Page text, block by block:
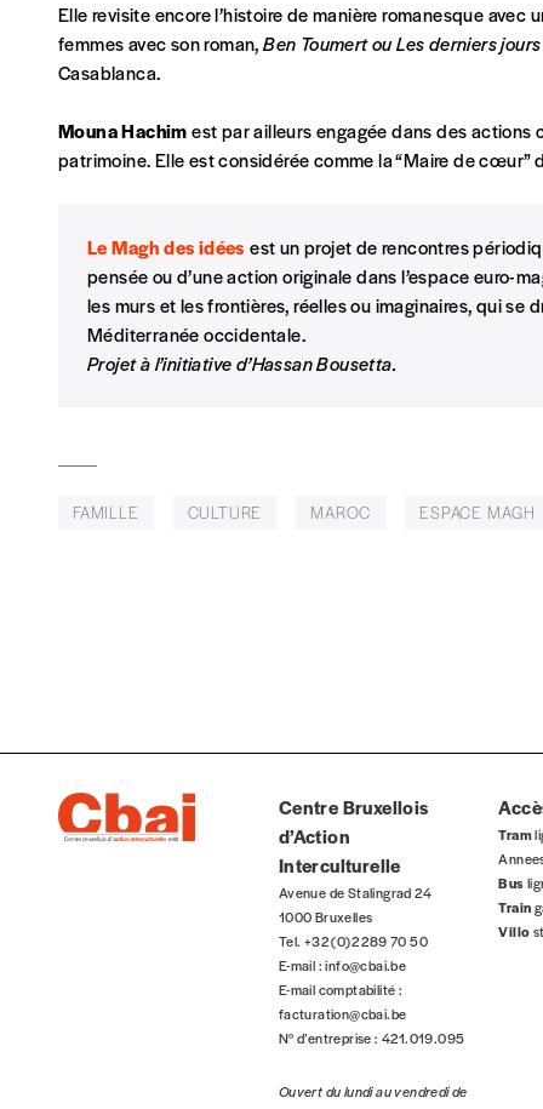
Édition papier (livraison en Belgique
Édition numérique
Offre découverte
Vous souhaitez découvrir Imag? Nous vous offrons les
J’offre le(s) numéro(s)
Vos coordonnées
Elle revisite encore l’histoire de manière romanesque
femmes avec son roman,Ben Toumert ou Les derniers
Casablanca.
Mouna Hachimest par ailleurs engagée dans des
patrimoine. Elle est considérée comme la “Maire de cœur”
Le Magh des idées est un projet de rencontres
pensée ou d’une action originale dans l’espace euro-
les murs et les frontières, réelles ou imaginaires, qui se
Méditerranée occidentale.
Projet à l’initiative d’Hassan Bousetta.
FAMILLE CULTURE MAROC ESPACE MAGH
Centre Bruxellois
d’Action
Interculturelle
Avenue de Stalingrad 24
1000 Bruxelles
Tel. +32 (0)2 289 70 50
E-mail :info@cbai.be
E-mail comptabilité :
facturation@cbai.be
N° d’entreprise : 421.019.095
Ouvert du lundi au vendredi de
Tram
Bus
Train
Villo